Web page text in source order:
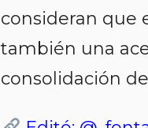
consideran que
también una
consolidación